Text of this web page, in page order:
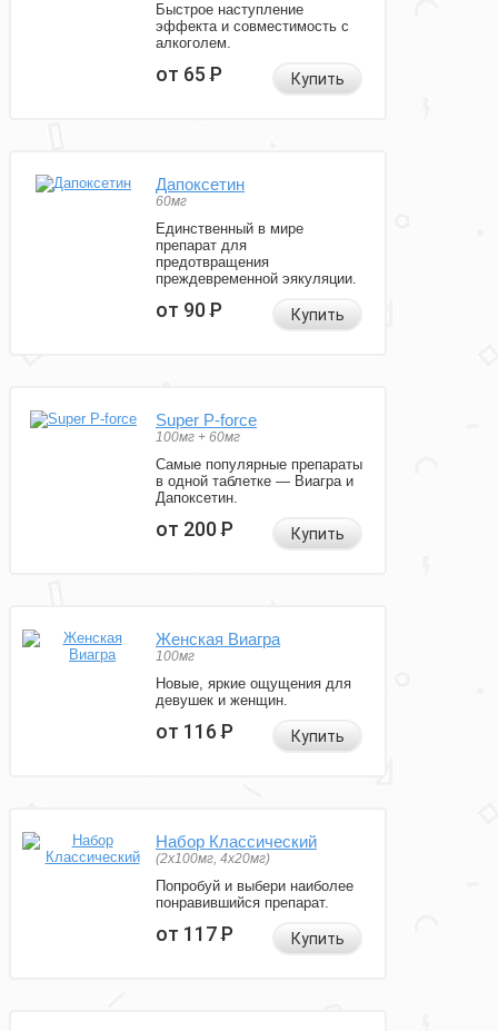
Быстрое наступление
эффекта и совместимость с
алкоголем.
от 65Р Купить
Дапоксетин
60мг
Единственный в мире
препарат для
предотвращения
преждевременной эякуляции.
от 90Р Купить
Super P-force
100мг + 60мг
Самые популярные препараты
в одной таблетке — Виагра и
Дапоксетин.
от 200Р Купить
Женская Виагра
100мг
Новые, яркие ощущения для
девушек и женщин.
от 116Р Купить
Набор Классический
(2x100мг, 4x20мг)
Попробуй и выбери наиболее
понравившийся препарат.
от 117Р Купить